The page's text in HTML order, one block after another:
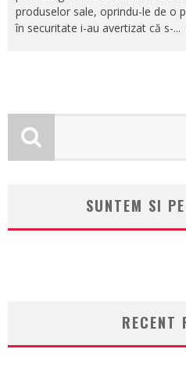
produselor sale, oprindu-le de o
în securitate i-au avertizat că s-...
SUNTEM SI
RECENT